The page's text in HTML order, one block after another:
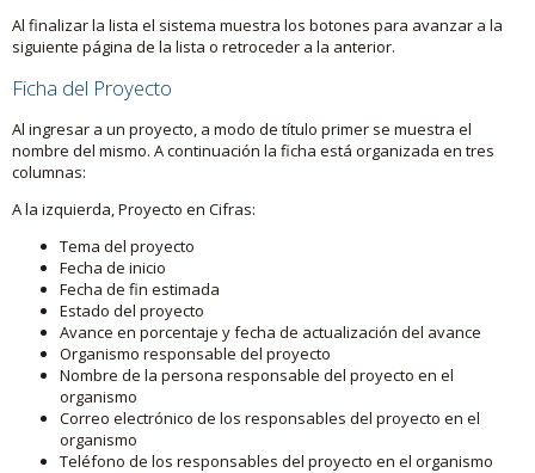
Al finalizar la lista el sistema muestra los botones para avanzar a la
siguiente página de la lista o retroceder a la anterior.
Ficha del Proyecto
Al ingresar a un proyecto, a modo de título primer se muestra el
nombre del mismo. A continuación la ficha está organizada en tres
columnas:
A la izquierda, Proyecto en Cifras:
Tema del proyecto
Fecha de inicio
Fecha de fin estimada
Estado del proyecto
Avance en porcentaje y fecha de actualización del avance
Organismo responsable del proyecto
Nombre de la persona responsable del proyecto en el
organismo
Correo electrónico de los responsables del proyecto en el
organismo
Teléfono de los responsables del proyecto en el organismo